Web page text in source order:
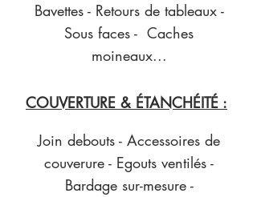
Bavettes - Retours de tableaux -
Sous faces - Caches
moineaux...
COUVERTURE & ÉTANCHÉITÉ :
Join debouts - Accessoires de
couverure - Egouts ventilés -
Bardage sur-mesure -